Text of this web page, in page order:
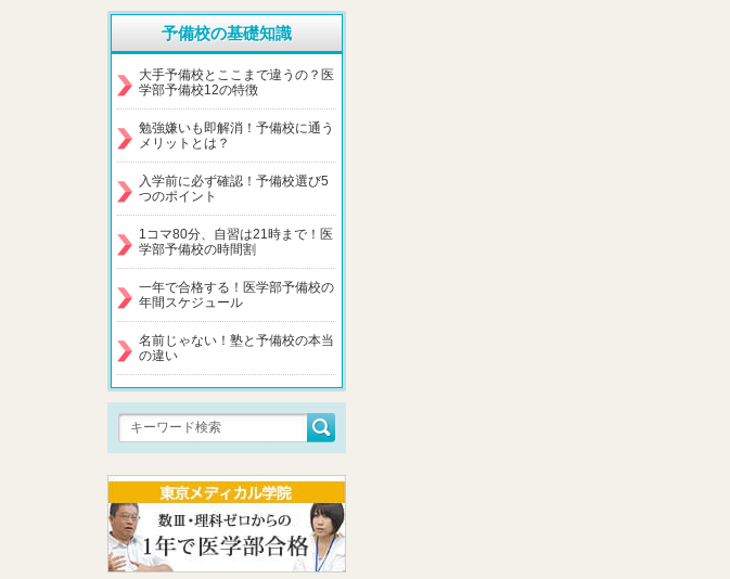
予備校の基礎知識
大手予備校とここまで違うの？医
学部予備校12の特徴
勉強嫌いも即解消！予備校に通う
メリットとは？
入学前に必ず確認！予備校選び5
つのポイント
1コマ80分、自習は21時まで！医
学部予備校の時間割
一年で合格する！医学部予備校の
年間スケジュール
名前じゃない！塾と予備校の本当
の違い